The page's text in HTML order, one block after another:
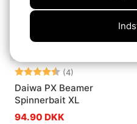
Vurdering: (4)
4.3 ud af 5
Daiwa PX Beamer
Spinnerbait XL
94.90 DKK